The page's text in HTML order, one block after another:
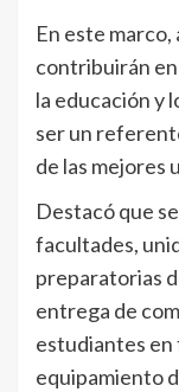
En este
contribuirán en
la educación y
ser un
de las mejores
Destacó que
facultades,
preparatorias
entrega de
estudiantes en
equipamiento